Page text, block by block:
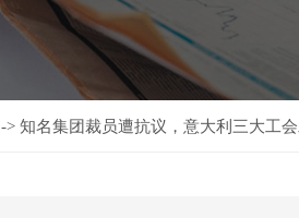
-> 知名集团裁员遭抗议，意大利三大工会